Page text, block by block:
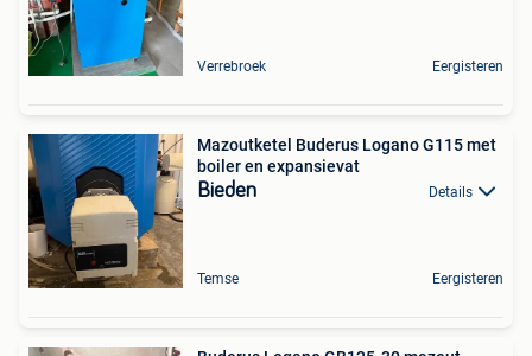
Verrebroek Eergisteren
Mazoutketel Buderus Logano G115 met
boiler en expansievat
Bieden Details
Temse Eergisteren